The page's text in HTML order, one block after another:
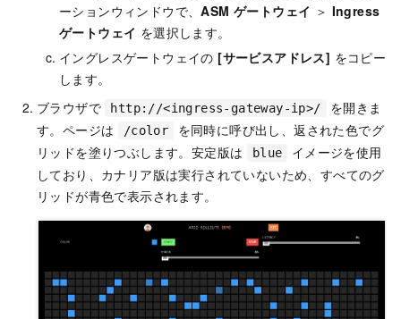
ーションウィンドウで、ASM ゲートウェイ ＞ Ingress
ゲートウェイ を選択します。
イングレスゲートウェイの [サービスアドレス] をコピー
します。
ブラウザで
http://<ingress-gateway-ip>/
を開きま
す。ページは
/color
を同時に呼び出し、返された色でグ
リッドを塗りつぶします。安定版は
blue
イメージを使用
しており、カナリア版は実行されていないため、すべてのグ
リッドが青色で表示されます。